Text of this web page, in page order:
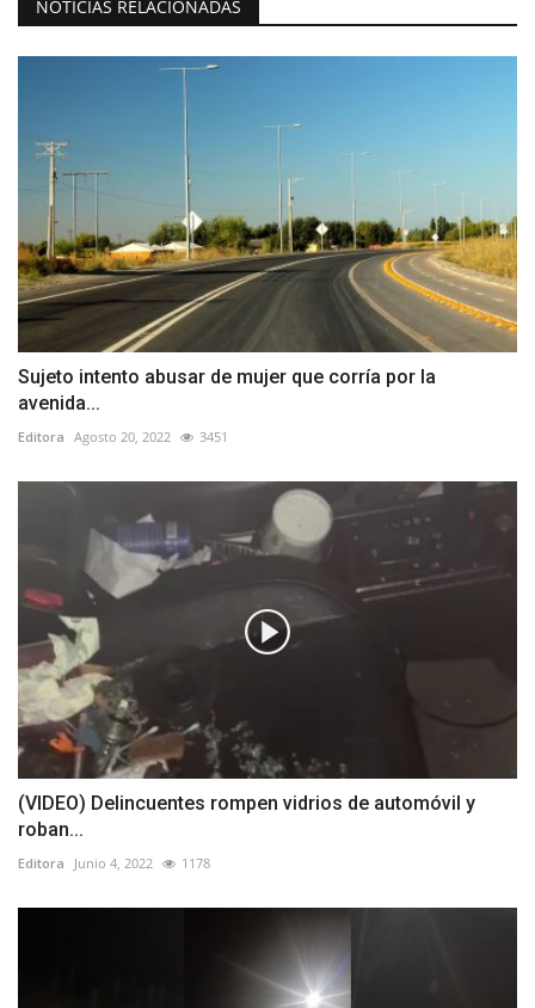
NOTICIAS RELACIONADAS
Sujeto intento abusar de mujer que corría por la
avenida...
Editora Agosto 20, 2022 3451
(VIDEO) Delincuentes rompen vidrios de automóvil y
roban...
Editora Junio 4, 2022 1178